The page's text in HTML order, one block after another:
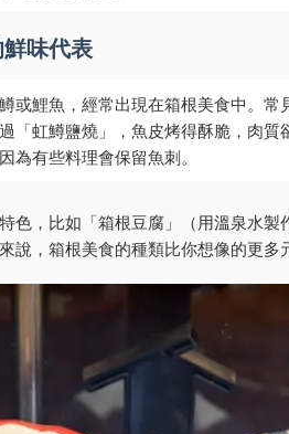
味代表
或鯉魚，經常出現在箱根美食中。
「虹鱒鹽燒」，魚皮烤得酥脆，肉
為有些料理會保留魚刺。
色，比如「箱根豆腐」（用溫泉水
說，箱根美食的種類比你想像的更多